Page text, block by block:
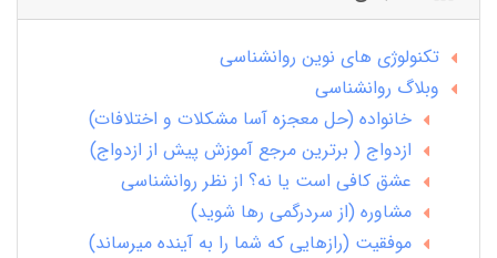
تکنولوژی های نوین روانشناسی
وبلاگ روانشناسی
خانواده (حل معجزه آسا مشکلات و اختلافات)
ازدواج ( برترین مرجع آموزش پیش از ازدواج)
عشق کافی است یا نه؟ از نظر روانشناسی
مشاوره (از سردرگمی رها شوید)
موفقیت (رازهایی که شما را به آینده میرساند)